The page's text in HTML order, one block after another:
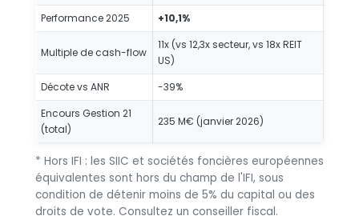
Performance 2025
+10,1%
Multiple de cash-flow
11x (vs 12,3x secteur, vs 18x REIT
US)
Décote vs ANR
-39%
Encours Gestion 21
(total)
235 M€ (janvier 2026)
* Hors IFI : les SIIC et sociétés foncières européennes
équivalentes sont hors du champ de l'IFI, sous
condition de détenir moins de 5% du capital ou des
droits de vote. Consultez un conseiller fiscal.